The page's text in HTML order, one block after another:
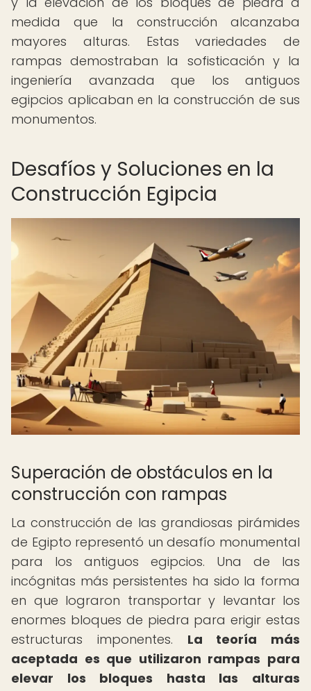
medida que la construcción alcanzaba
mayores alturas. Estas variedades de
rampas demostraban la sofisticación y la
ingeniería avanzada que los antiguos
egipcios aplicaban en la construcción de sus
monumentos.
Desafíos y Soluciones en la
Construcción Egipcia
Superación de obstáculos en la
construcción con rampas
La construcción de las grandiosas pirámides
de Egipto representó un desafío monumental
para los antiguos egipcios. Una de las
incógnitas más persistentes ha sido la forma
en que lograron transportar y levantar los
enormes bloques de piedra para erigir estas
estructuras imponentes. La teoría más
aceptada es que utilizaron rampas para
elevar los bloques hasta las alturas